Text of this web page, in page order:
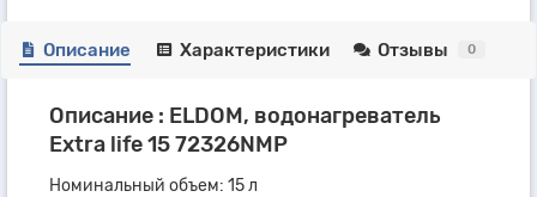
Описание Характеристики Отзывы 0
Описание : ELDOM, водонагреватель
Extra life 15 72326NMP
Номинальный объем: 15 л